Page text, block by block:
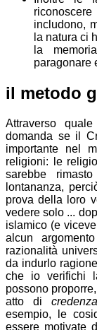
includono,
la natura ci
la
paragonare
il metodo
Attraverso
domanda se il
importante nel
religioni:
le
sarebbe
lontananza,
prova della loro
vedere solo ...
islamico (e
alcun
razionalità
da indurlo
che io verifichi
possono
atto di credenza
esempio, le
essere motivate